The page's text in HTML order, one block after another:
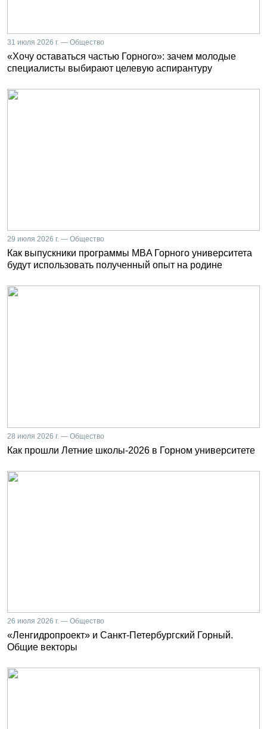
31 июля 2026 г. — Общество
«Хочу оставаться частью Горного»: зачем молодые
специалисты выбирают целевую аспирантуру
29 июля 2026 г. — Общество
Как выпускники программы MBA Горного университета
будут использовать полученный опыт на родине
28 июля 2026 г. — Общество
Как прошли Летние школы-2026 в Горном университете
26 июля 2026 г. — Общество
«Ленгидропроект» и Санкт-Петербургский Горный.
Общие векторы